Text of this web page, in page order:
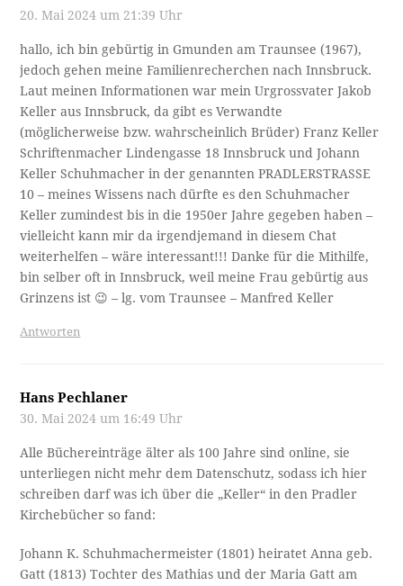
20. Mai 2024 um 21:39 Uhr
hallo, ich bin gebürtig in Gmunden am Traunsee (1967),
jedoch gehen meine Familienrecherchen nach Innsbruck.
Laut meinen Informationen war mein Urgrossvater Jakob
Keller aus Innsbruck, da gibt es Verwandte
(möglicherweise bzw. wahrscheinlich Brüder) Franz Keller
Schriftenmacher Lindengasse 18 Innsbruck und Johann
Keller Schuhmacher in der genannten PRADLERSTRASSE
10 – meines Wissens nach dürfte es den Schuhmacher
Keller zumindest bis in die 1950er Jahre gegeben haben –
vielleicht kann mir da irgendjemand in diesem Chat
weiterhelfen – wäre interessant!!! Danke für die Mithilfe,
bin selber oft in Innsbruck, weil meine Frau gebürtig aus
Grinzens ist 😉 – lg. vom Traunsee – Manfred Keller
Antworten
Hans Pechlaner
30. Mai 2024 um 16:49 Uhr
Alle Büchereinträge älter als 100 Jahre sind online, sie
unterliegen nicht mehr dem Datenschutz, sodass ich hier
schreiben darf was ich über die „Keller“ in den Pradler
Kirchebücher so fand:
Johann K. Schuhmachermeister (1801) heiratet Anna geb.
Gatt (1813) Tochter des Mathias und der Maria Gatt am